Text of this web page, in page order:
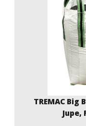
TREMAC Big
Jupe,